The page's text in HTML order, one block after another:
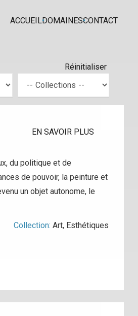
ACCUEILDOMAINESCONTACT
Réinitialiser
EN SAVOIR PLUS
du politique et de
de pouvoir, la peinture et
un objet autonome, le
Collection: Art, Esthétiques